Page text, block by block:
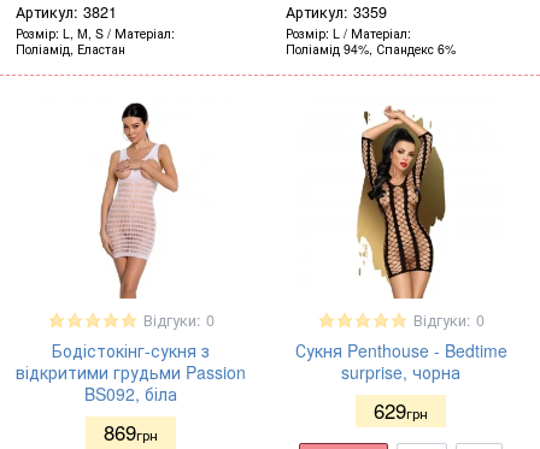
Артикул: 3821
Розмір L, M, S
Матеріал
Поліамід, Еластан
Артикул: 3359
Розмір L
Матеріал
Поліамід 94%, Спандекс 6%
Відгуки: 0
Бодістокінг-сукня з
відкритими грудьми Passion
BS092, біла
869грн
Відгуки: 0
Сукня Penthouse - Bedtime
surprise, чорна
629грн